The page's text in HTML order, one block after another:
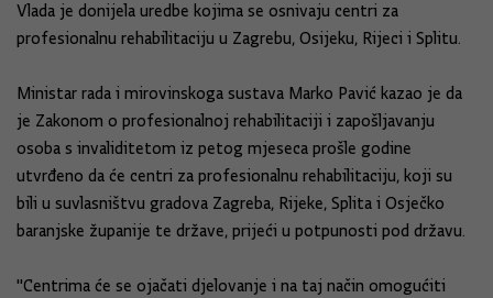
Vlada je donijela uredbe kojima se osnivaju centri za
profesionalnu rehabilitaciju u Zagrebu, Osijeku, Rijeci i Splitu.
Ministar rada i mirovinskoga sustava Marko Pavić kazao je da
je Zakonom o profesionalnoj rehabilitaciji i zapošljavanju
osoba s invaliditetom iz petog mjeseca prošle godine
utvrđeno da će centri za profesionalnu rehabilitaciju, koji su
bili u suvlasništvu gradova Zagreba, Rijeke, Splita i Osječko
baranjske županije te države, prijeći u potpunosti pod državu.
"Centrima će se ojačati djelovanje i na taj način omogućiti